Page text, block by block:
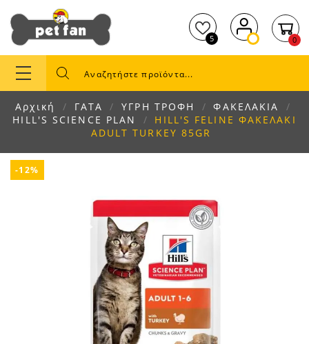
5 0
Αρχική ΓΑΤΑ ΥΓΡΗ ΤΡΟΦΗ
ΦΑΚΕΛΑΚΙΑ
HILL'S SCIENCE PLAN
HILL'S FELINE ΦΑΚΕΛΑΚΙ
ADULT TURKEY 85GR
-12%